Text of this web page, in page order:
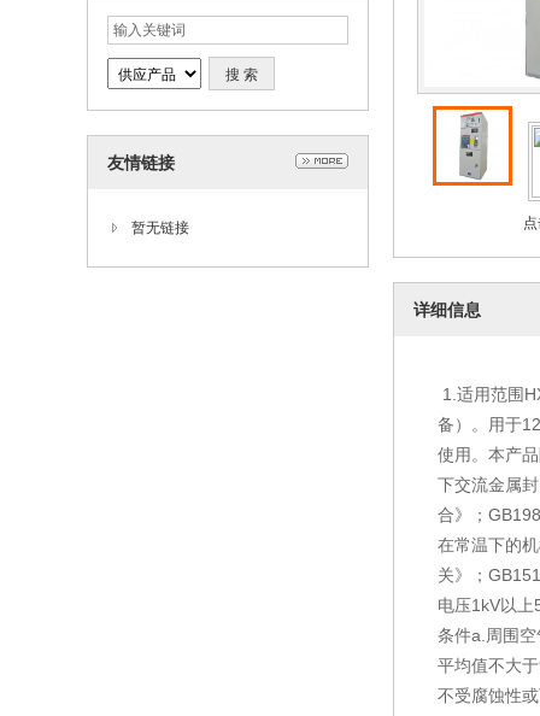
友情链接
暂无链接
详细信息
1.适用范围
备）。用于
使用。本产
下交流金属
合》；
在常温下的
关》；
电压1kV以
条件a.周围
平均值不大
不受腐蚀性